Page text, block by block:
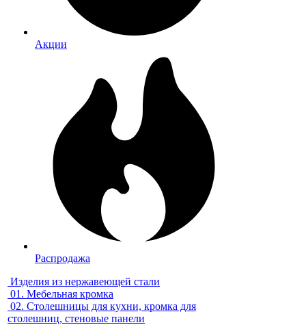
Акции
Распродажа
Изделия из нержавеющей стали
01. Мебельная кромка
02. Столешницы для кухни, кромка для
столешниц, стеновые панели